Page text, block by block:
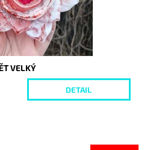
VELKÝ
DETAIL